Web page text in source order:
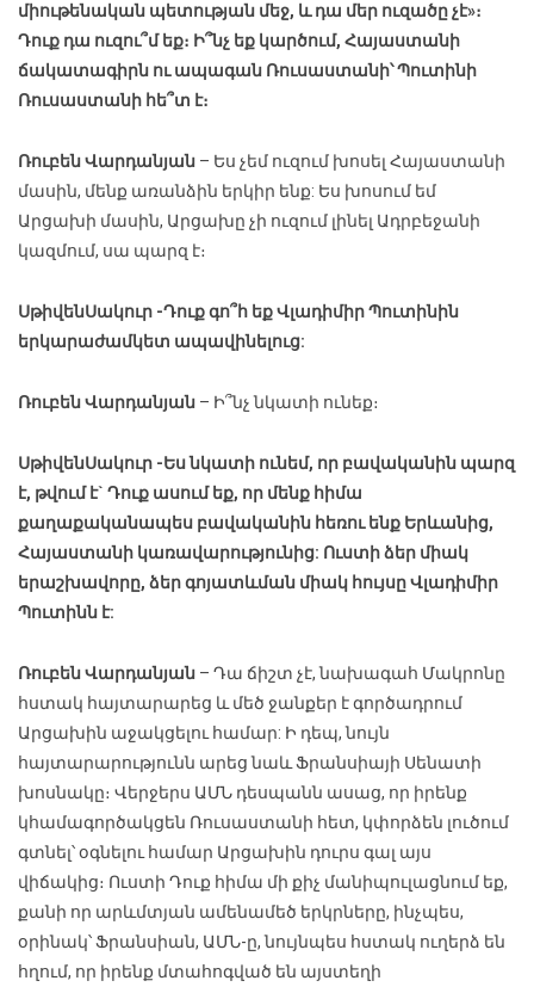
միութենական պետության մեջ, և դա մեր ուզածը չէ»։
Դուք դա ուզու՞մ եք։ Ի՞նչ եք կարծում, Հայաստանի
ճակատագիրն ու ապագան Ռուսաստանի՝ Պուտինի
Ռուսաստանի հե՞տ է։
Ռուբեն Վարդանյան – Ես չեմ ուզում խոսել Հայաստանի
մասին, մենք առանձին երկիր ենք: Ես խոսում եմ
Արցախի մասին, Արցախը չի ուզում լինել Ադրբեջանի
կազմում, սա պարզ է։
ՍթիվենՍակուր -Դուք գո՞հ եք Վլադիմիր Պուտինին
երկարաժամկետ ապավինելուց:
Ռուբեն Վարդանյան – Ի՞նչ նկատի ունեք։
ՍթիվենՍակուր -Ես նկատի ունեմ, որ բավականին պարզ
է, թվում է` Դուք ասում եք, որ մենք հիմա
քաղաքականապես բավականին հեռու ենք Երևանից,
Հայաստանի կառավարությունից: Ուստի ձեր միակ
երաշխավորը, ձեր գոյատևման միակ հույսը Վլադիմիր
Պուտինն է:
Ռուբեն Վարդանյան – Դա ճիշտ չէ, նախագահ Մակրոնը
հստակ հայտարարեց և մեծ ջանքեր է գործադրում
Արցախին աջակցելու համար: Ի դեպ, նույն
հայտարարությունն արեց նաև Ֆրանսիայի Սենատի
խոսնակը։ Վերջերս ԱՄՆ դեսպանն ասաց, որ իրենք
կհամագործակցեն Ռուսաստանի հետ, կփորձեն լուծում
գտնել՝ օգնելու համար Արցախին դուրս գալ այս
վիճակից։ Ուստի Դուք հիմա մի քիչ մանիպուլացնում եք,
քանի որ արևմտյան ամենամեծ երկրները, ինչպես,
օրինակ՝ Ֆրանսիան, ԱՄՆ-ը, նույնպես հստակ ուղերձ են
հղում, որ իրենք մտահոգված են այստեղի